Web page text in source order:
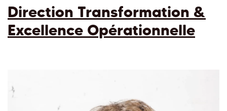
Direction Transformation &
Excellence Opérationnelle